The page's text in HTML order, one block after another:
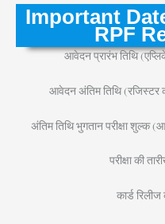
Important
RPF
आवेदन प्रारंभ तिथि
आवेदन अंतिम तिथि (रजिस्टर
अंतिम तिथि भुगतान परीक्षा शुल्क
परीक्षा की
कार्ड